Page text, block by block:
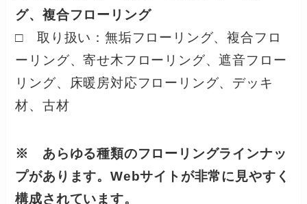
グ、複合フローリング
□ 取り扱い：無垢フローリング、複合フロ
ーリング、寄せ木フローリング、遮音フロー
リング、床暖房対応フローリング、デッキ
材、古材
※ あらゆる種類のフローリングラインナッ
プがあります。Webサイトが非常に見やすく
構成されています。